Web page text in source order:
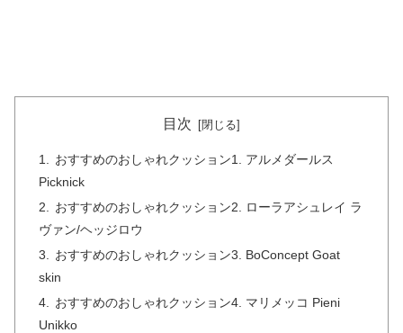
目次
おすすめのおしゃれクッション1. アルメダールス
Picknick
おすすめのおしゃれクッション2. ローラアシュレイ ラ
ヴァン/ヘッジロウ
おすすめのおしゃれクッション3. BoConcept Goat
skin
おすすめのおしゃれクッション4. マリメッコ Pieni
Unikko